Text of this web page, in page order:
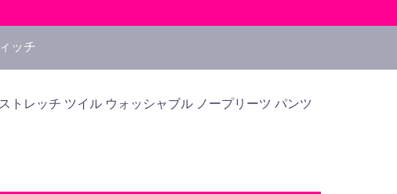
ッチ
トレッチ ツイル ウォッシャブル ノープリーツ パンツ